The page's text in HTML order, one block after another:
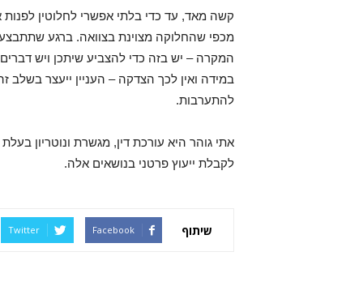
קשה מאד, עד כדי בלתי אפשרי לחלוטין
מכפי שהחלוקה מצוינת בצוואה. ברגע
המקרה – יש בזה כדי להצביע שיתכן ויש דברים
במידה ואין לכך הצדקה – העניין ייעצר בשלב
להתערבות.
אתי גוהר היא עורכת דין, מגשרת ונוטריון בעלת
לקבלת ייעוץ פרטני בנושאים אלה.
שיתוף Facebook
Twitter